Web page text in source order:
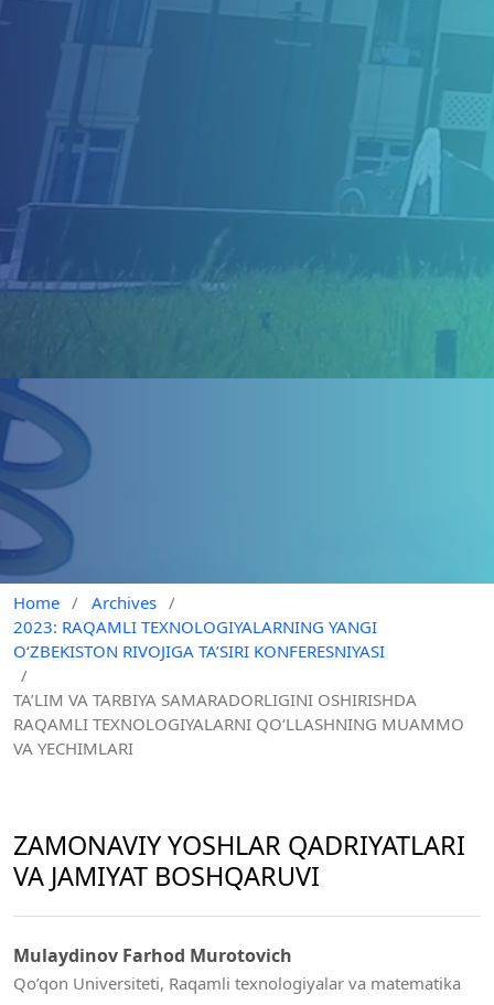
Home / Archives /
2023: RAQAMLI TEXNOLOGIYALARNING YANGI
O‘ZBEKISTON RIVOJIGA TA’SIRI KONFERESNIYASI
/
TA’LIM VA TARBIYA SAMARADORLIGINI OSHIRISHDA
RAQAMLI TEXNOLOGIYALARNI QO‘LLASHNING MUAMMO
VA YECHIMLARI
ZAMONAVIY YOSHLAR QADRIYATLARI
VA JAMIYAT BOSHQARUVI
Mulaydinov Farhod Murotovich
Qo’qon Universiteti, Raqamli texnologiyalar va matematika